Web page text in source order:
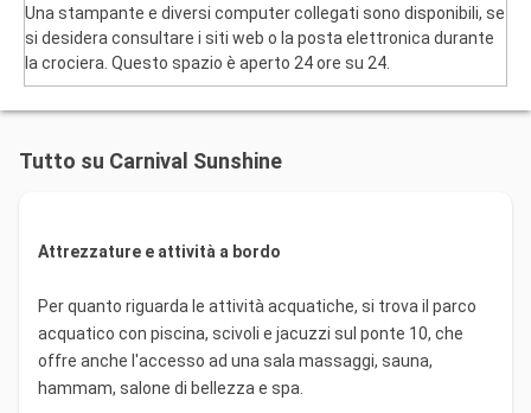
Una stampante e diversi computer collegati sono disponibili, se
si desidera consultare i siti web o la posta elettronica durante
la crociera. Questo spazio è aperto 24 ore su 24.
Tutto su Carnival Sunshine
Attrezzature e attività a bordo
Per quanto riguarda le attività acquatiche, si trova il parco
acquatico con piscina, scivoli e jacuzzi sul ponte 10, che
offre anche l'accesso ad una sala massaggi, sauna,
hammam, salone di bellezza e spa.